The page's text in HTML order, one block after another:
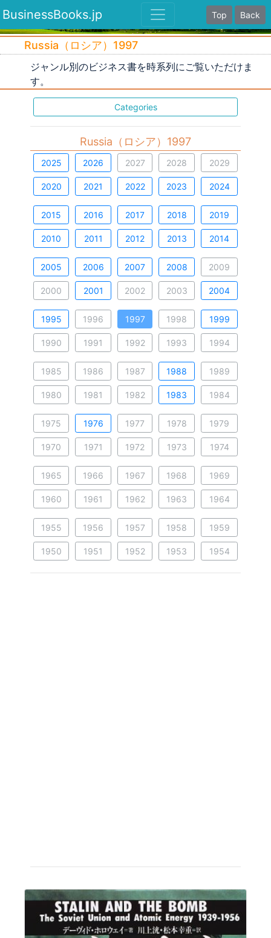
BusinessBooks.jp Top Back
Russia（ロシア）1997
ジャンル別のビジネス書を時系列にご覧いただけま
す。
Categories
Russia（ロシア）1997
2025 2026 2027 2028 2029
2020 2021 2022 2023 2024
2015 2016 2017 2018 2019
2010 2011 2012 2013 2014
2005 2006 2007 2008 2009
2000 2001 2002 2003 2004
1995 1996 1997 1998 1999
1990 1991 1992 1993 1994
1985 1986 1987 1988 1989
1980 1981 1982 1983 1984
1975 1976 1977 1978 1979
1970 1971 1972 1973 1974
1965 1966 1967 1968 1969
1960 1961 1962 1963 1964
1955 1956 1957 1958 1959
1950 1951 1952 1953 1954